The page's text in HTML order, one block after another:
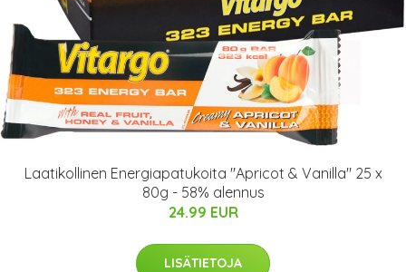
Laatikollinen Energiapatukoita "Apricot & Vanilla" 25 x
80g - 58% alennus
24.99 EUR
LISÄTIETOJA